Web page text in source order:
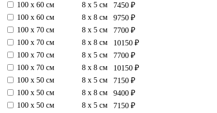
100 х 60 см
8 х 5 см
7450 ₽
100 х 60 см
8 х 8 см
9750 ₽
100 х 70 см
8 х 5 см
7700 ₽
100 х 70 см
8 х 8 см
10150 ₽
100 х 70 см
8 х 5 см
7700 ₽
100 х 70 см
8 х 8 см
10150 ₽
100 х 50 см
8 х 5 см
7150 ₽
100 х 50 см
8 х 8 см
9400 ₽
100 х 50 см
8 х 5 см
7150 ₽